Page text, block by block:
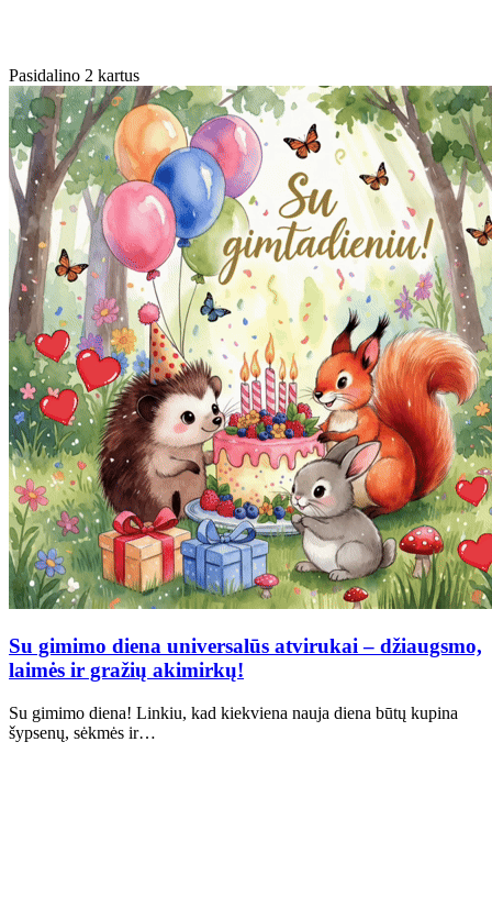
Pasidalino 2 kartus
Su gimimo diena universalūs atvirukai – džiaugsmo,
laimės ir gražių akimirkų!
Su gimimo diena! Linkiu, kad kiekviena nauja diena būtų kupina
šypsenų, sėkmės ir…